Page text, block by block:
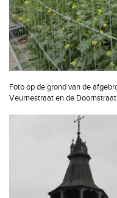
Foto op de grond van de
Veurnestraat en de Doornstraat.